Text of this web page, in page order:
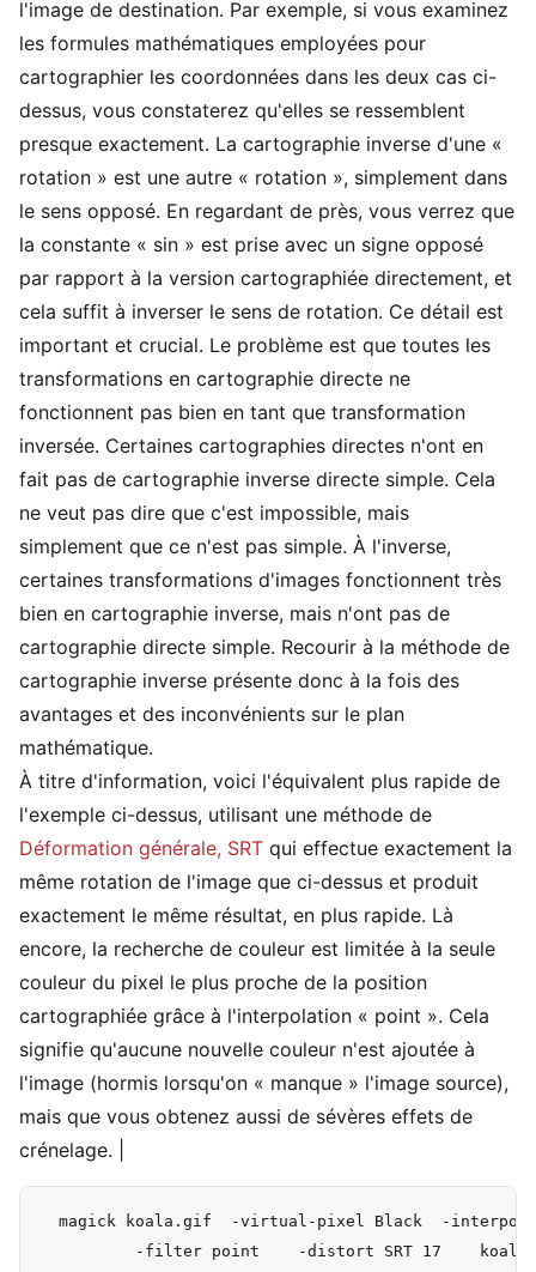
l'image de destination. Par exemple, si vous examinez
les formules mathématiques employées pour
cartographier les coordonnées dans les deux cas ci-
dessus, vous constaterez qu'elles se ressemblent
presque exactement. La cartographie inverse d'une «
rotation » est une autre « rotation », simplement dans
le sens opposé. En regardant de près, vous verrez que
la constante « sin » est prise avec un signe opposé
par rapport à la version cartographiée directement, et
cela suffit à inverser le sens de rotation. Ce détail est
important et crucial. Le problème est que toutes les
transformations en cartographie directe ne
fonctionnent pas bien en tant que transformation
inversée. Certaines cartographies directes n'ont en
fait pas de cartographie inverse directe simple. Cela
ne veut pas dire que c'est impossible, mais
simplement que ce n'est pas simple. À l'inverse,
certaines transformations d'images fonctionnent très
bien en cartographie inverse, mais n'ont pas de
cartographie directe simple. Recourir à la méthode de
cartographie inverse présente donc à la fois des
avantages et des inconvénients sur le plan
mathématique.
À titre d'information, voici l'équivalent plus rapide de
l'exemple ci-dessus, utilisant une méthode de
Déformation générale, SRT qui effectue exactement la
même rotation de l'image que ci-dessus et produit
exactement le même résultat, en plus rapide. Là
encore, la recherche de couleur est limitée à la seule
couleur du pixel le plus proche de la position
cartographiée grâce à l'interpolation « point ». Cela
signifie qu'aucune nouvelle couleur n'est ajoutée à
l'image (hormis lorsqu'on « manque » l'image source),
mais que vous obtenez aussi de sévères effets de
crénelage. |
magick koala.gif  -virtual-pixel Black  -